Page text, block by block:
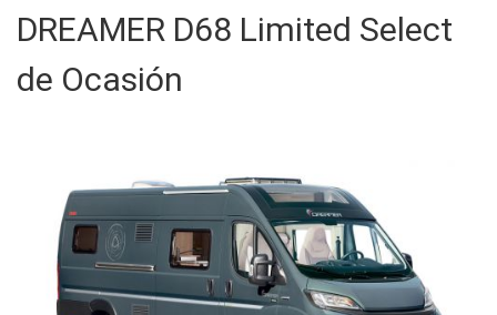
DREAMER D68 Limited Select
de Ocasión